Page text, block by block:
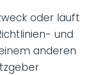
oder läuft
und
anderen